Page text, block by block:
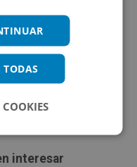
energética
interesar
TODAS